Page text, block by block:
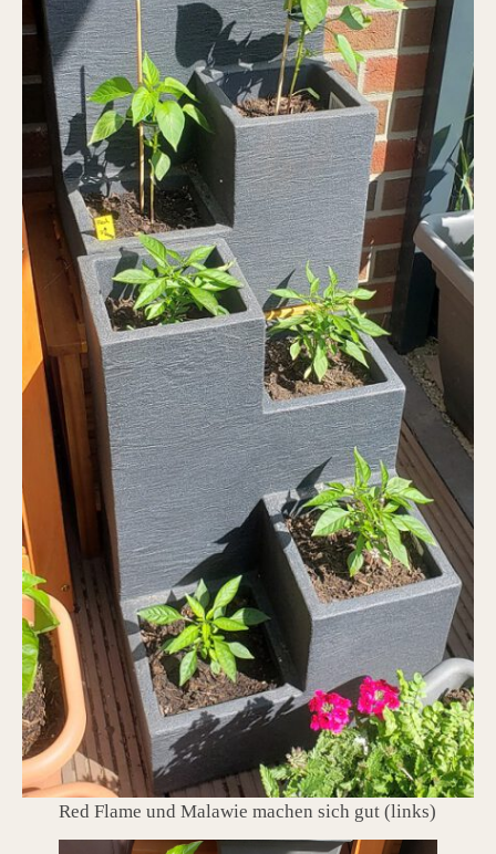
Red Flame und Malawie machen sich gut (links)